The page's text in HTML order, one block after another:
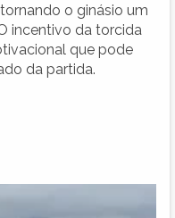
o ginásio um
incentivo da torcida
que pode
da partida.